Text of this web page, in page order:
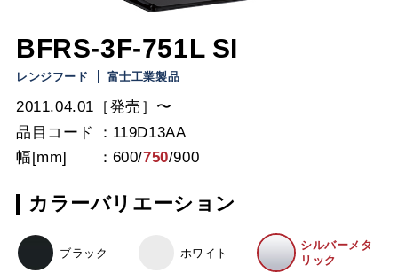
BFRS-3F-751L SI
レンジフード 富士工業製品
2011.04.01［発売］〜
品目コード
119D13AA
幅[mm]
600/750/900
カラーバリエーション
ブラック ホワイト
シルバーメタ
リック